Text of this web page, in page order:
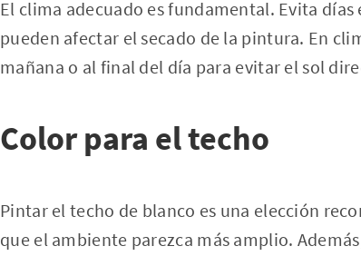
El clima adecuado es fundamental. Evita
pueden afectar el secado de la pintura. En
mañana o al final del día para evitar el sol
Color para el techo
Pintar el techo de blanco es una elección
que el ambiente parezca más amplio.